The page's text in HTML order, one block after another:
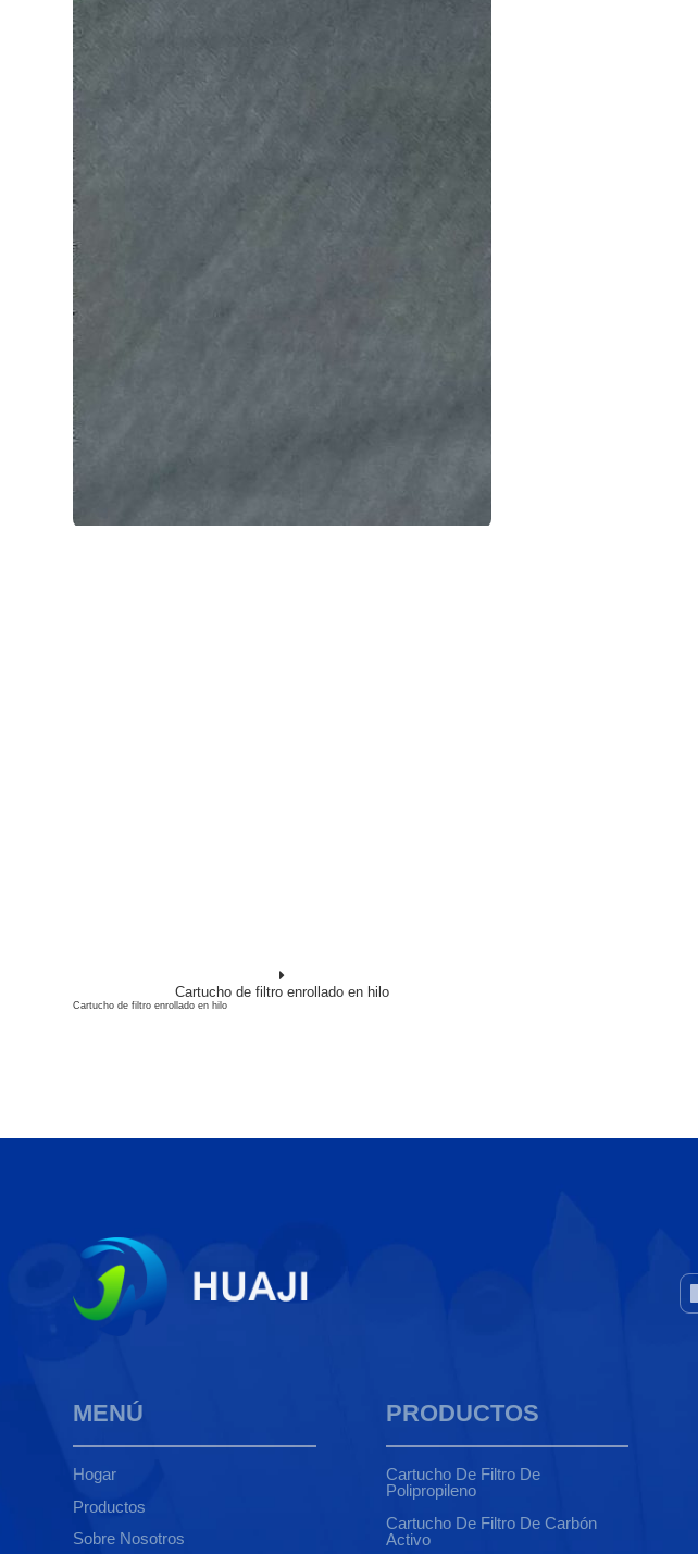
Cartucho de filtro enrollado en hilo
Cartucho de filtro enrollado en hilo
MENÚ
Hogar
Productos
Sobre Nosotros
PRODUCTOS
Cartucho De Filtro De
Polipropileno
Cartucho De Filtro De Carbón
Activo